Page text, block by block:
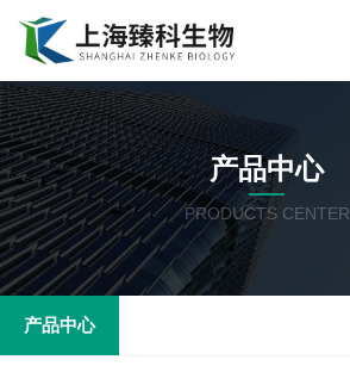
产品中心
PRODUCTS CENTER
产品中心